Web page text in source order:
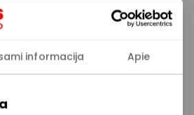
informacija Apie
lokaciją žemėlapyje